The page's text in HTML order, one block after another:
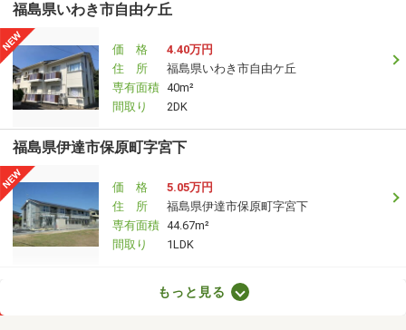
福島県いわき市自由ケ丘
価 格
4.40万円
住 所
福島県いわき市自由ケ丘
専有面積 40m²
間取り
2DK
福島県伊達市保原町字宮下
価 格
5.05万円
住 所
福島県伊達市保原町字宮下
専有面積 44.67m²
間取り
1LDK
もっと見る